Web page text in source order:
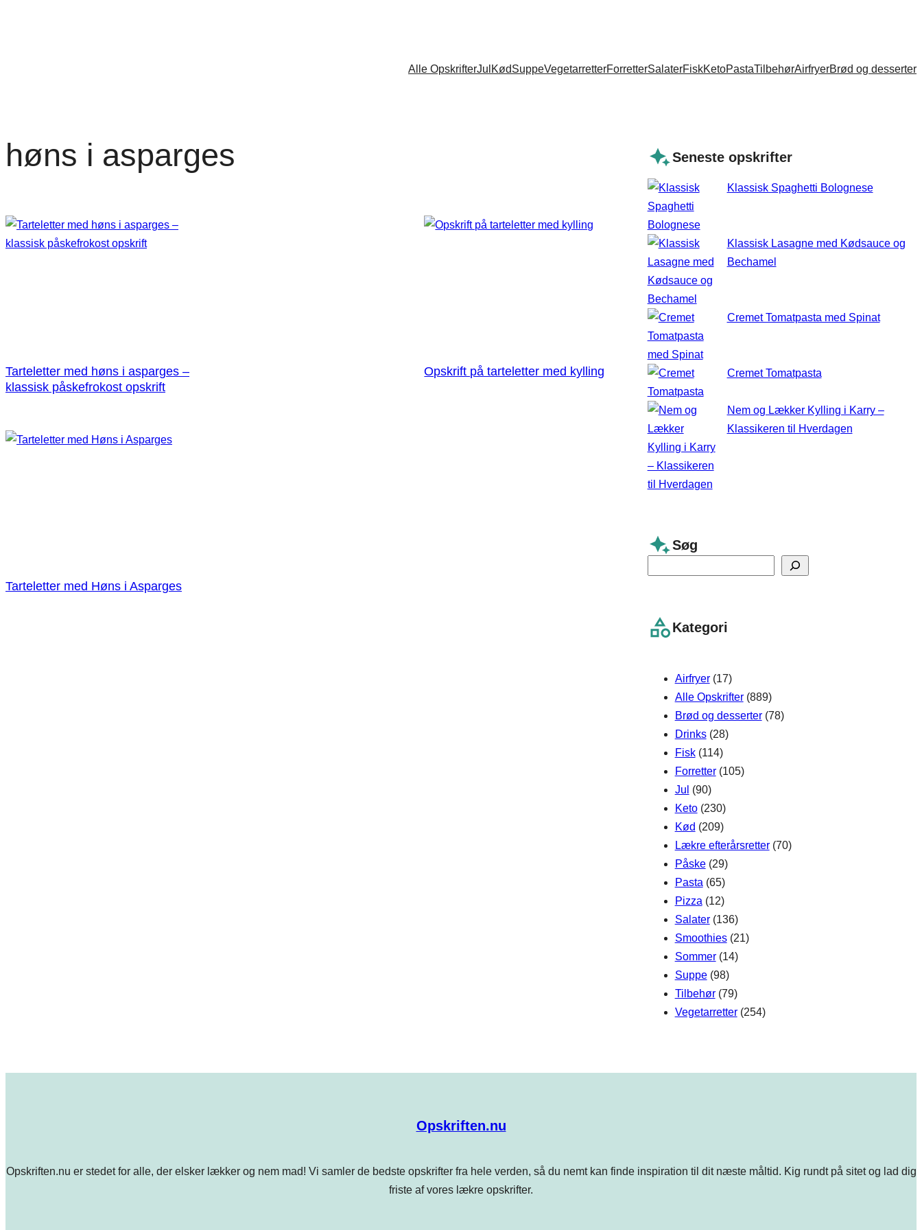
Alle OpskrifterJul KødSuppeVegetarretterForretterSalaterFiskKetoPastaTilbehørAirfryerBrød og desserter
høns i asparges
Tarteletter med høns i asparges –
klassisk påskefrokost opskrift
Opskrift på tarteletter med kylling
Tarteletter med Høns i Asparges
Seneste opskrifter
Klassisk Spaghetti Bolognese
Klassisk Lasagne med Kødsauce og
Bechamel
Cremet Tomatpasta med Spinat
Cremet Tomatpasta
Nem og Lækker Kylling i Karry –
Klassikeren til Hverdagen
Søg
c
Kategori
Airfryer(17)
Alle Opskrifter(889)
Brød og desserter(78)
Drinks(28)
Fisk(114)
Forretter(105)
Jul (90)
Keto(230)
Kød (209)
Lækre efterårsretter(70)
Påske(29)
Pasta (65)
Pizza (12)
Salater(136)
Smoothies(21)
Sommer(14)
Suppe(98)
Tilbehør(79)
Vegetarretter(254)
Opskriften.nu
Opskriften.nu er stedet for alle, der elsker lækker og nem mad! Vi samler de bedste opskrifter fra hele verden, så du nemt kan finde inspiration til dit næste måltid. Kig rundt på sitet og lad dig
friste af vores lækre opskrifter.